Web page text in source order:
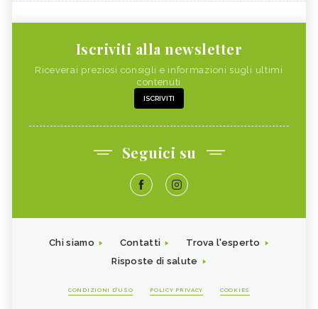
Iscriviti alla newsletter
Riceverai preziosi consigli e informazioni sugli ultimi
contenuti
ISCRIVITI
Seguici su
Chi siamo Contatti
Trova l'esperto
Risposte di salute
CONDIZIONI D'USO POLICY PRIVACY COOKIES